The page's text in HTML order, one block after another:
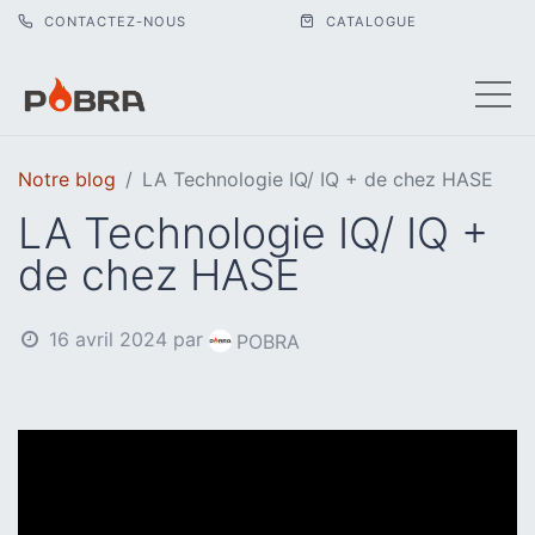
CONTACTEZ-NOUS CATALOGUE
Notre blog LA Technologie IQ/ IQ + de chez HASE
LA Technologie IQ/ IQ +
de chez HASE
16 avril 2024 par POBRA